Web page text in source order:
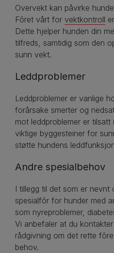
Overvekt kan påvirke
Fôret vårt for vektkontroll
Dette hjelper hunden din
tilfreds, samtidig som den
sunn vekt.
Leddproblemer
Leddproblemer er vanlige
forårsake smerter og
mot leddproblemer er tilsatt
viktige byggesteiner for
støtte hundens
Andre spesialbehov
I tillegg til det som er nevnt
spesialfôr for hunder med
som nyreproblemer,
Vi anbefaler at du
rådgivning om det rette
behov.